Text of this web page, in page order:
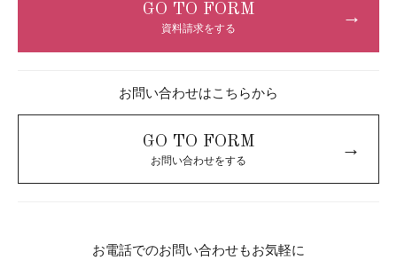
GO TO FORM
資料請求をする
→
お問い合わせはこちらから
GO TO FORM
お問い合わせをする
→
お電話でのお問い合わせもお気軽に